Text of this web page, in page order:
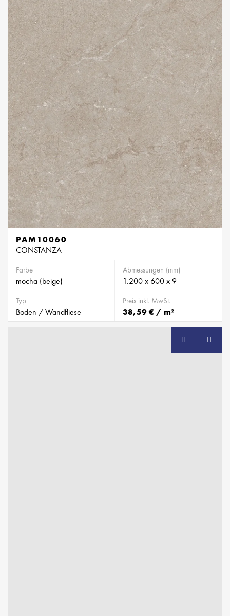
PAM10060
CONSTANZA
Farbe
mocha (beige)
Abmessungen (mm)
1.200 x 600 x 9
Typ
Boden / Wandfliese
Preis inkl. MwSt.
38,59 € / m²